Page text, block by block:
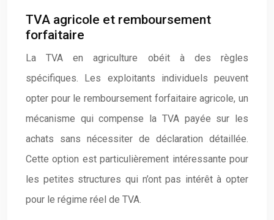
TVA agricole et remboursement
forfaitaire
La TVA en agriculture obéit à des règles
spécifiques. Les exploitants individuels peuvent
opter pour le remboursement forfaitaire agricole, un
mécanisme qui compense la TVA payée sur les
achats sans nécessiter de déclaration détaillée.
Cette option est particulièrement intéressante pour
les petites structures qui n’ont pas intérêt à opter
pour le régime réel de TVA.